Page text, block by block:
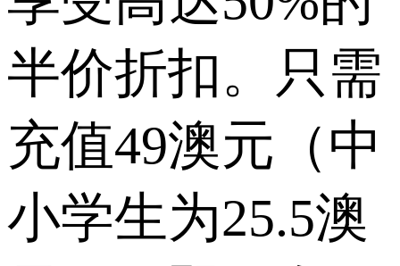
半价折扣。只需
充值49澳元（中
小学生为25.5澳